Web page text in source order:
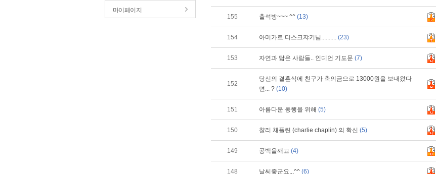
마이페이지
155 출석방~~~ ^^ (13)
154 아미가르 디스크쟈키님.......... (23)
153 자연과 닮은 사람들.. 인디언 기도문 (7)
152
당신의 결혼식에 친구가 축의금으로 13000원을 보내왔다
면... ? (10)
151 아름다운 동행을 위해 (5)
150 챨리 채플린 (charlie chaplin) 의 확신 (5)
149 공백을깨고 (4)
148 날씨좋군요,,,^^ (6)